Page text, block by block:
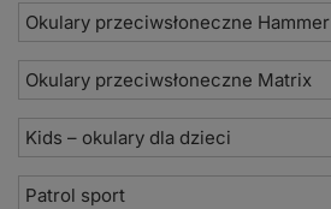
Okulary przeciwsłoneczne Hammer
Okulary przeciwsłoneczne Matrix
Kids – okulary dla dzieci
Patrol sport